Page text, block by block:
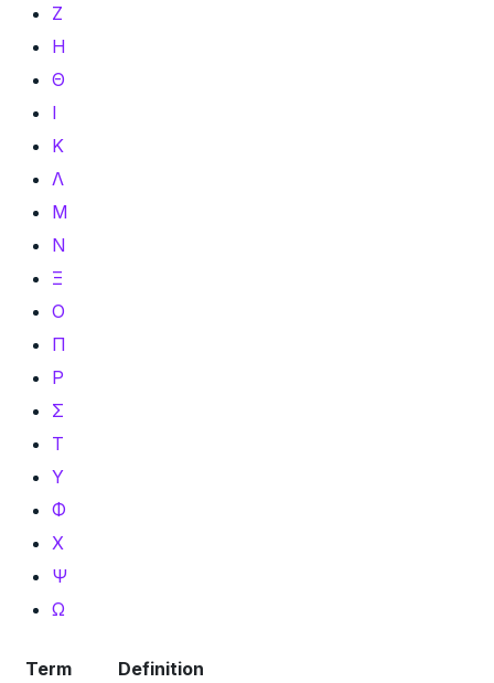
Ζ
Η
Θ
Ι
Κ
Λ
Μ
Ν
Ξ
Ο
Π
Ρ
Σ
Τ
Υ
Φ
Χ
Ψ
Ω
Term Definition